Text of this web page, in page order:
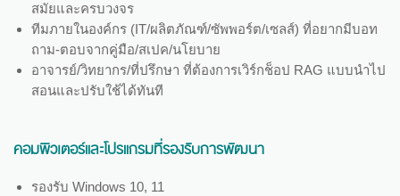
สมัยและครบวงจร
ทีมภายในองค์กร (IT/ผลิตภัณฑ์/ซัพพอร์ต/เซลส์) ที่อยากมีบอท
ถาม-ตอบจากคู่มือ/สเปค/นโยบาย
อาจารย์/วิทยากร/ที่ปรึกษา ที่ต้องการเวิร์กช็อป RAG แบบนำไป
สอนและปรับใช้ได้ทันที
คอมพิวเตอร์และโปรแกรมที่รองรับการพัฒนา
รองรับ Windows 10, 11